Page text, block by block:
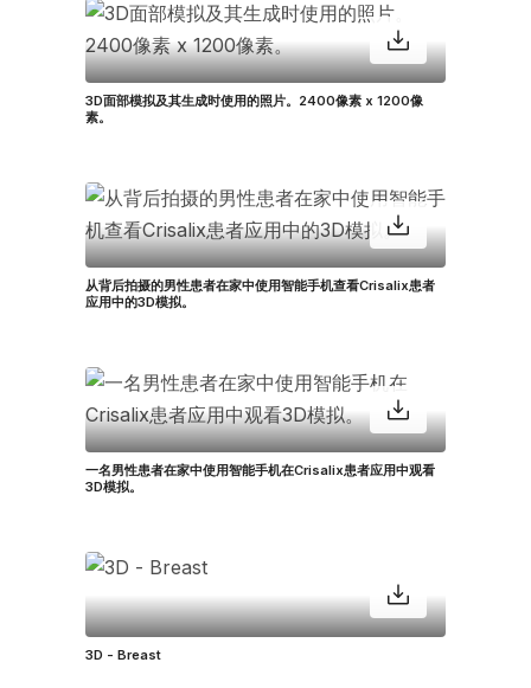
3D面部模拟及其生成时使用的照片。2400像素 x 1200像
素。
从背后拍摄的男性患者在家中使用智能手机查看Crisalix患者
应用中的3D模拟。
一名男性患者在家中使用智能手机在Crisalix患者应用中观看
3D模拟。
3D - Breast